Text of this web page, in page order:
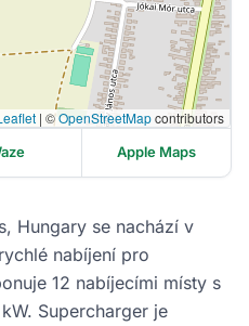
Hungary se nachází v
nabíjení pro
12 nabíjecími místy s
Supercharger je
| ©OpenStreetMapcontributors
Apple Maps